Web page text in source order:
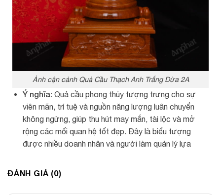
Ảnh cận cảnh Quả Cầu Thạch Anh Trắng Dừa 2A
Ý nghĩa: Quả cầu phong thủy tượng trưng cho sự
viên mãn, trí tuệ và nguồn năng lượng luân chuyển
không ngừng, giúp thu hút may mắn, tài lộc và mở
rộng các mối quan hệ tốt đẹp. Đây là biểu tượng
được nhiều doanh nhân và người làm quản lý lựa
hanh thông.
ĐÁNH GIÁ (0)